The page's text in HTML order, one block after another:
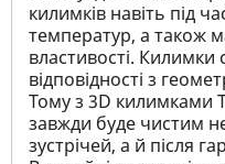
килимків навіть під
температур, а також
властивості. Килимки
відповідності з
Тому з 3D килимками
завжди буде чистим
зустрічей, а й після